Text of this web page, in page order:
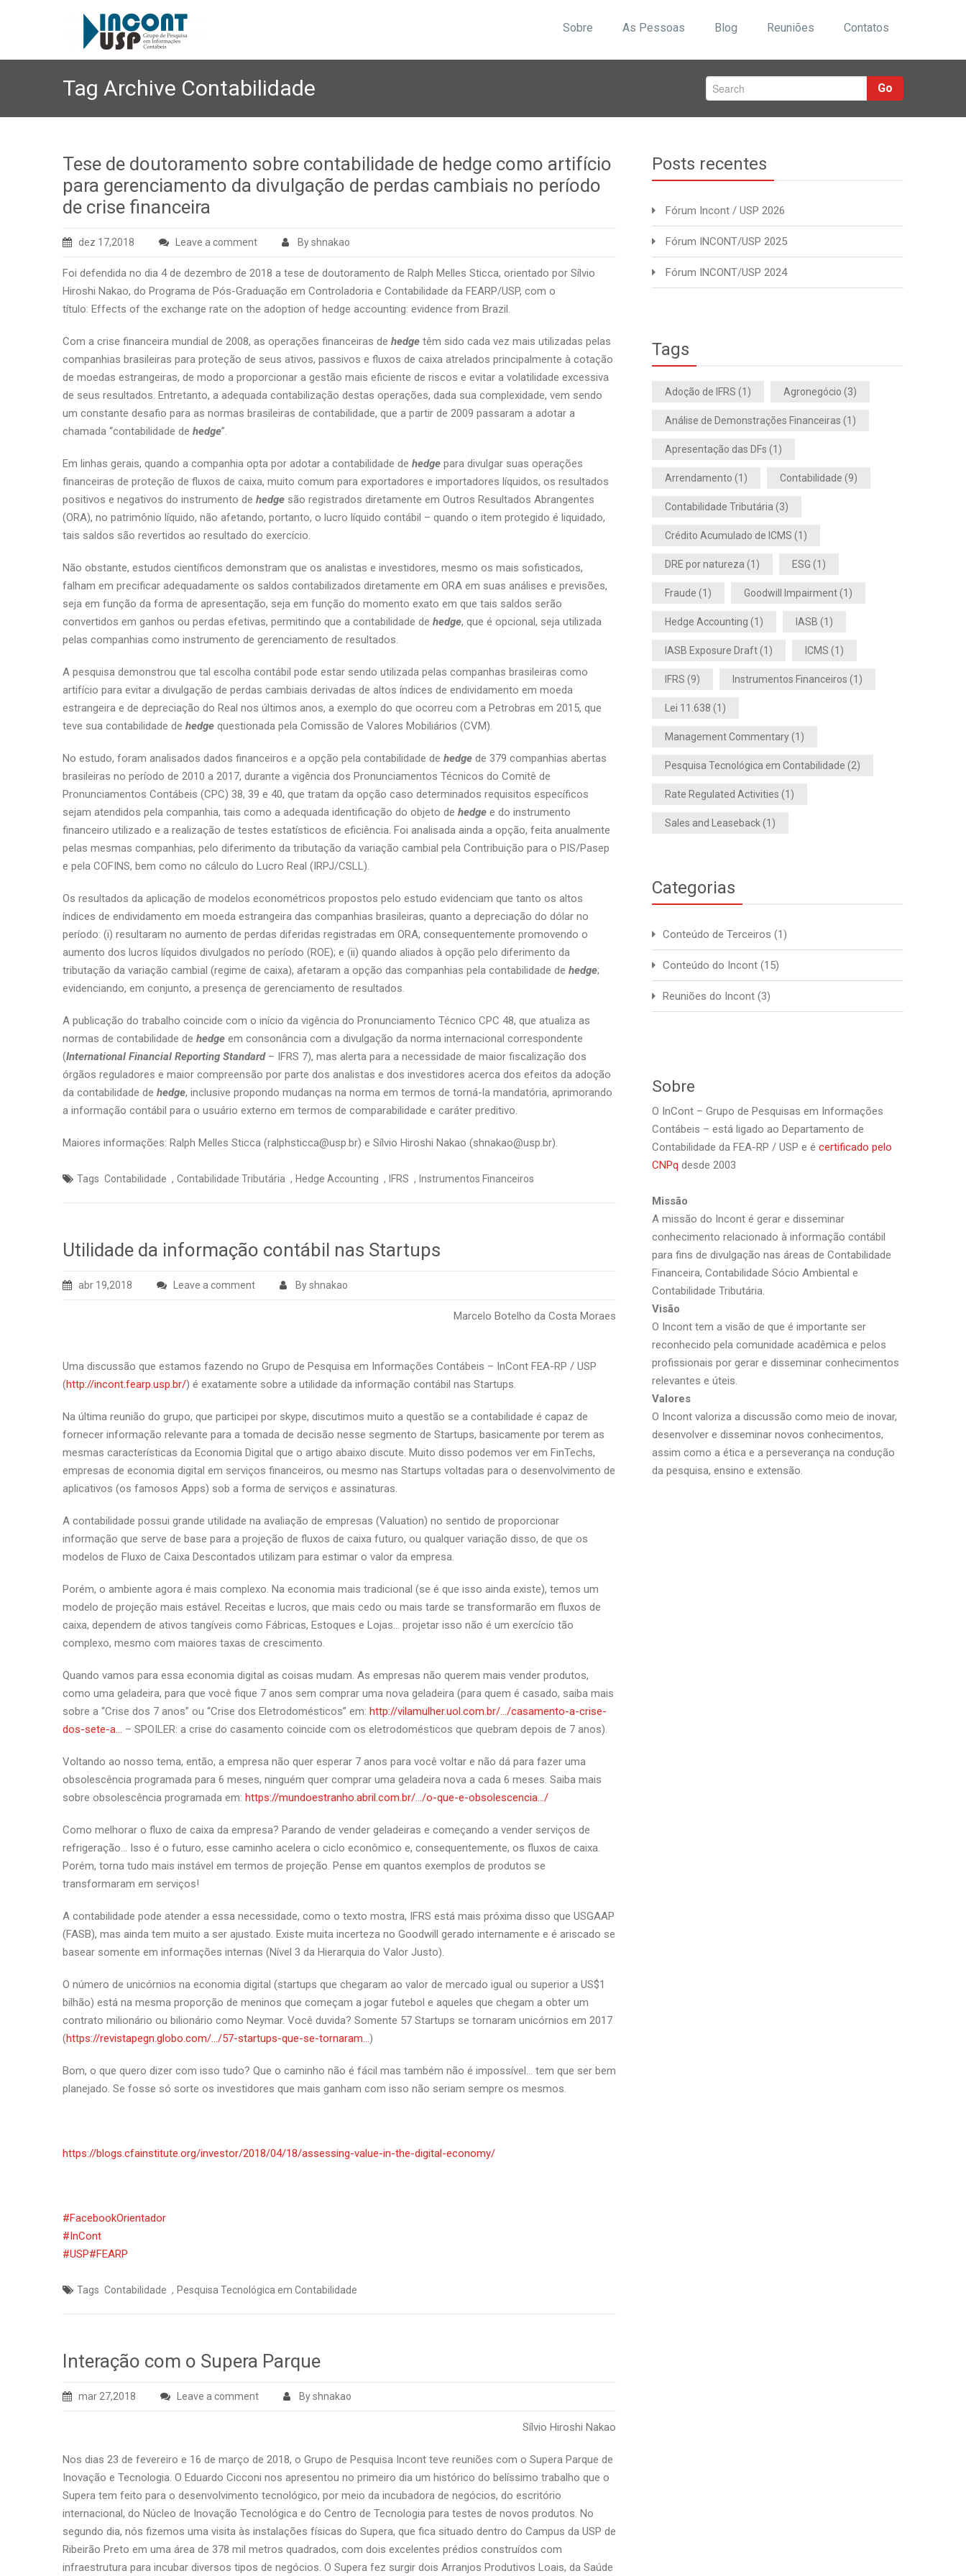
Sobre As Pessoas Blog Reuniões Contatos
Tag Archive Contabilidade Go
Tese de doutoramento sobre contabilidade de hedge como artifício
para gerenciamento da divulgação de perdas cambiais no período
de crise financeira
dez 17,2018 Leave a comment By shnakao
Foi defendida no dia 4 de dezembro de 2018 a tese de doutoramento de Ralph Melles Sticca, orientado por Sílvio
Hiroshi Nakao, do Programa de Pós-Graduação em Controladoria e Contabilidade da FEARP/USP, com o
título: Effects of the exchange rate on the adoption of hedge accounting: evidence from Brazil.
Com a crise financeira mundial de 2008, as operações financeiras de hedge têm sido cada vez mais utilizadas pelas
companhias brasileiras para proteção de seus ativos, passivos e fluxos de caixa atrelados principalmente à cotação
de moedas estrangeiras, de modo a proporcionar a gestão mais eficiente de riscos e evitar a volatilidade excessiva
de seus resultados. Entretanto, a adequada contabilização destas operações, dada sua complexidade, vem sendo
um constante desafio para as normas brasileiras de contabilidade, que a partir de 2009 passaram a adotar a
chamada “contabilidade de hedge”.
Em linhas gerais, quando a companhia opta por adotar a contabilidade de hedge para divulgar suas operações
financeiras de proteção de fluxos de caixa, muito comum para exportadores e importadores líquidos, os resultados
positivos e negativos do instrumento de hedge são registrados diretamente em Outros Resultados Abrangentes
(ORA), no patrimônio líquido, não afetando, portanto, o lucro líquido contábil – quando o item protegido é liquidado,
tais saldos são revertidos ao resultado do exercício.
Não obstante, estudos científicos demonstram que os analistas e investidores, mesmo os mais sofisticados,
falham em precificar adequadamente os saldos contabilizados diretamente em ORA em suas análises e previsões,
seja em função da forma de apresentação, seja em função do momento exato em que tais saldos serão
convertidos em ganhos ou perdas efetivas, permitindo que a contabilidade de hedge, que é opcional, seja utilizada
pelas companhias como instrumento de gerenciamento de resultados.
A pesquisa demonstrou que tal escolha contábil pode estar sendo utilizada pelas companhas brasileiras como
artifício para evitar a divulgação de perdas cambiais derivadas de altos índices de endividamento em moeda
estrangeira e de depreciação do Real nos últimos anos, a exemplo do que ocorreu com a Petrobras em 2015, que
teve sua contabilidade de hedge questionada pela Comissão de Valores Mobiliários (CVM).
No estudo, foram analisados dados financeiros e a opção pela contabilidade de hedge de 379 companhias abertas
brasileiras no período de 2010 a 2017, durante a vigência dos Pronunciamentos Técnicos do Comitê de
Pronunciamentos Contábeis (CPC) 38, 39 e 40, que tratam da opção caso determinados requisitos específicos
sejam atendidos pela companhia, tais como a adequada identificação do objeto de hedge e do instrumento
financeiro utilizado e a realização de testes estatísticos de eficiência. Foi analisada ainda a opção, feita anualmente
pelas mesmas companhias, pelo diferimento da tributação da variação cambial pela Contribuição para o PIS/Pasep
e pela COFINS, bem como no cálculo do Lucro Real (IRPJ/CSLL).
Os resultados da aplicação de modelos econométricos propostos pelo estudo evidenciam que tanto os altos
índices de endividamento em moeda estrangeira das companhias brasileiras, quanto a depreciação do dólar no
período: (i) resultaram no aumento de perdas diferidas registradas em ORA, consequentemente promovendo o
aumento dos lucros líquidos divulgados no período (ROE); e (ii) quando aliados à opção pelo diferimento da
tributação da variação cambial (regime de caixa), afetaram a opção das companhias pela contabilidade de hedge;
evidenciando, em conjunto, a presença de gerenciamento de resultados.
A publicação do trabalho coincide com o início da vigência do Pronunciamento Técnico CPC 48, que atualiza as
normas de contabilidade de hedge em consonância com a divulgação da norma internacional correspondente
(International Financial Reporting Standard– IFRS 7), mas alerta para a necessidade de maior fiscalização dos
órgãos reguladores e maior compreensão por parte dos analistas e dos investidores acerca dos efeitos da adoção
da contabilidade de hedge, inclusive propondo mudanças na norma em termos de torná-la mandatória, aprimorando
a informação contábil para o usuário externo em termos de comparabilidade e caráter preditivo.
Maiores informações: Ralph Melles Sticca (ralphsticca@usp.br) e Sílvio Hiroshi Nakao (shnakao@usp.br).
Tags Contabilidade , Contabilidade Tributária , Hedge Accounting , IFRS , Instrumentos Financeiros
Utilidade da informação contábil nas Startups
abr 19,2018 Leave a comment By shnakao
Marcelo Botelho da Costa Moraes
Uma discussão que estamos fazendo no Grupo de Pesquisa em Informações Contábeis – InCont FEA-RP / USP
(http://incont.fearp.usp.br/) é exatamente sobre a utilidade da informação contábil nas Startups.
Na última reunião do grupo, que participei por skype, discutimos muito a questão se a contabilidade é capaz de
fornecer informação relevante para a tomada de decisão nesse segmento de Startups, basicamente por terem as
mesmas características da Economia Digital que o artigo abaixo discute. Muito disso podemos ver em FinTechs,
empresas de economia digital em serviços financeiros, ou mesmo nas Startups voltadas para o desenvolvimento de
aplicativos (os famosos Apps) sob a forma de serviços e assinaturas.
A contabilidade possui grande utilidade na avaliação de empresas (Valuation) no sentido de proporcionar
informação que serve de base para a projeção de fluxos de caixa futuro, ou qualquer variação disso, de que os
modelos de Fluxo de Caixa Descontados utilizam para estimar o valor da empresa.
Porém, o ambiente agora é mais complexo. Na economia mais tradicional (se é que isso ainda existe), temos um
modelo de projeção mais estável. Receitas e lucros, que mais cedo ou mais tarde se transformarão em fluxos de
caixa, dependem de ativos tangíveis como Fábricas, Estoques e Lojas… projetar isso não é um exercício tão
complexo, mesmo com maiores taxas de crescimento.
Quando vamos para essa economia digital as coisas mudam. As empresas não querem mais vender produtos,
como uma geladeira, para que você fique 7 anos sem comprar uma nova geladeira (para quem é casado, saiba mais
sobre a “Crise dos 7 anos” ou “Crise dos Eletrodomésticos” em: http://vilamulher.uol.com.br/…/casamento-a-crise-
dos-sete-a… – SPOILER: a crise do casamento coincide com os eletrodomésticos que quebram depois de 7 anos).
Voltando ao nosso tema, então, a empresa não quer esperar 7 anos para você voltar e não dá para fazer uma
obsolescência programada para 6 meses, ninguém quer comprar uma geladeira nova a cada 6 meses. Saiba mais
sobre obsolescência programada em: https://mundoestranho.abril.com.br/…/o-que-e-obsolescencia…/
Como melhorar o fluxo de caixa da empresa? Parando de vender geladeiras e começando a vender serviços de
refrigeração… Isso é o futuro, esse caminho acelera o ciclo econômico e, consequentemente, os fluxos de caixa.
Porém, torna tudo mais instável em termos de projeção. Pense em quantos exemplos de produtos se
transformaram em serviços!
A contabilidade pode atender a essa necessidade, como o texto mostra, IFRS está mais próxima disso que USGAAP
(FASB), mas ainda tem muito a ser ajustado. Existe muita incerteza no Goodwill gerado internamente e é ariscado se
basear somente em informações internas (Nível 3 da Hierarquia do Valor Justo).
O número de unicórnios na economia digital (startups que chegaram ao valor de mercado igual ou superior a US$1
bilhão) está na mesma proporção de meninos que começam a jogar futebol e aqueles que chegam a obter um
contrato milionário ou bilionário como Neymar. Você duvida? Somente 57 Startups se tornaram unicórnios em 2017
(https://revistapegn.globo.com/…/57-startups-que-se-tornaram…)
Bom, o que quero dizer com isso tudo? Que o caminho não é fácil mas também não é impossível… tem que ser bem
planejado. Se fosse só sorte os investidores que mais ganham com isso não seriam sempre os mesmos.
https://blogs.cfainstitute.org/investor/2018/04/18/assessing-value-in-the-digital-economy/
#FacebookOrientador
#InCont
#USP#FEARP
Tags Contabilidade , Pesquisa Tecnológica em Contabilidade
Interação com o Supera Parque
mar 27,2018 Leave a comment By shnakao
Sílvio Hiroshi Nakao
Nos dias 23 de fevereiro e 16 de março de 2018, o Grupo de Pesquisa Incont teve reuniões com o Supera Parque de
Inovação e Tecnologia. O Eduardo Cicconi nos apresentou no primeiro dia um histórico do belíssimo trabalho que o
Supera tem feito para o desenvolvimento tecnológico, por meio da incubadora de negócios, do escritório
internacional, do Núcleo de Inovação Tecnológica e do Centro de Tecnologia para testes de novos produtos. No
segundo dia, nós fizemos uma visita às instalações físicas do Supera, que fica situado dentro do Campus da USP de
Ribeirão Preto em uma área de 378 mil metros quadrados, com dois excelentes prédios construídos com
infraestrutura para incubar diversos tipos de negócios. O Supera fez surgir dois Arranjos Produtivos Loais, da Saúde
Posts recentes
Fórum Incont / USP 2026
Fórum INCONT/USP 2025
Fórum INCONT/USP 2024
Tags
Adoção de IFRS (1) Agronegócio (3)
Análise de Demonstrações Financeiras (1)
Apresentação das DFs (1)
Arrendamento (1) Contabilidade (9)
Contabilidade Tributária (3)
Crédito Acumulado de ICMS (1)
DRE por natureza (1) ESG (1)
Fraude (1) Goodwill Impairment(1)
Hedge Accounting (1) IASB (1)
IASB Exposure Draft(1) ICMS (1)
IFRS (9) Instrumentos Financeiros (1)
Lei 11.638 (1)
Management Commentary(1)
Pesquisa Tecnológica em Contabilidade (2)
Rate Regulated Activities (1)
Sales and Leaseback (1)
Categorias
Conteúdo de Terceiros (1)
Conteúdo do Incont (15)
Reuniões do Incont (3)
Sobre
O InCont – Grupo de Pesquisas em Informações
Contábeis – está ligado ao Departamento de
Contabilidade da FEA-RP / USP e é certificado pelo
CNPq desde 2003
Missão
A missão do Incont é gerar e disseminar
conhecimento relacionado à informação contábil
para fins de divulgação nas áreas de Contabilidade
Financeira, Contabilidade Sócio Ambiental e
Contabilidade Tributária.
Visão
O Incont tem a visão de que é importante ser
reconhecido pela comunidade acadêmica e pelos
profissionais por gerar e disseminar conhecimentos
relevantes e úteis.
Valores
O Incont valoriza a discussão como meio de inovar,
desenvolver e disseminar novos conhecimentos,
assim como a ética e a perseverança na condução
da pesquisa, ensino e extensão.